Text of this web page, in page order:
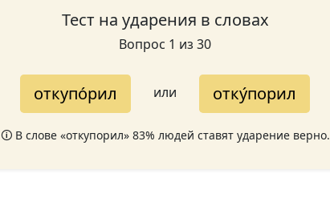
Тест на ударения в словах
Вопрос 1 из 30
откупо́рил или отку́порил
🛈 В слове «откупорил» 83% людей ставят ударение верно.